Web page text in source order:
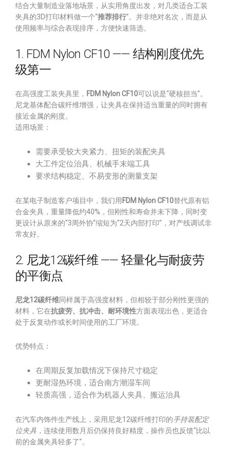
结合大量制造业落地场景，从实用角度出发，对几类适合工装
夹具的3D打印材料做一个“推荐排行”。并非绝对名次，而是从
使用频率与综合表现排序，方便快速筛选。
1. FDM Nylon CF10 —— 结构刚度优先
级第一
在高强度工装夹具里， FDM Nylon CF10可以说是“硬核担当”。
尼龙基体配合碳纤维增强，让夹具在保持适当重量的同时拥有
接近金属的刚度。
适用场景：
需要承受较大夹紧力、扭矩的装配夹具
大工件定位治具、机械手末端工具
要求结构稳定、不易变形的测量支架
在某电子制造客户项目中，我们用 FDM Nylon CF10替代原有铝
合金夹具，重量降低约40%，但刚性和寿命并未下降，同时变
更设计从原来的“3周外协”缩短为“2天内部打印”，对产线调试非
常友好。
2. 尼龙12碳纤维 —— 轻量化与耐疲劳
的平衡点
尼龙12碳纤维同样属于高强度材料，但相较于部分刚性更强的
材料，它在抗疲劳、抗冲击、耐环境性方面表现出色，更适合
处于反复动作或长时间使用的工厂环境。
优势特点：
在周期反复加载情况下保持尺寸稳定
更耐湿热环境，适合南方潮湿车间
轻质高强，适合作为机器人夹具、搬运治具
在汽车内饰件生产线上，采用尼龙12碳纤维打印的手持装配定
位夹具 ，连续使用数月后仍保持良好精度，操作员也反馈“比以
前的金属夹具轻多了”。